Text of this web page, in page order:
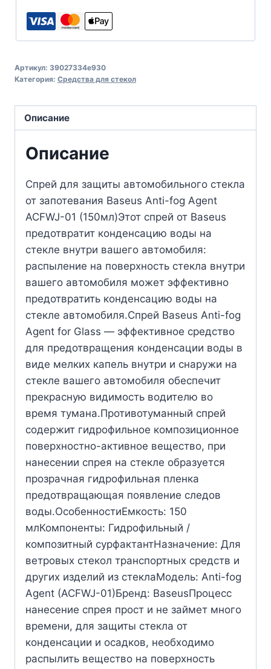
Артикул: 39027334e930
Категория: Средства для стекол
Описание
Описание
Спрей для защиты автомобильного стекла
от запотевания Baseus Аnti-fog Аgent
ACFWJ-01 (150мл)Этот спрей от Baseus
предотвратит конденсацию воды на
стекле внутри вашего автомобиля:
распыление на поверхность стекла внутри
вашего автомобиля может эффективно
предотвратить конденсацию воды на
стекле автомобиля.Спрей Baseus Anti-fog
Agent for Glass — эффективное средство
для предотвращения конденсации воды в
виде мелких капель внутри и снаружи на
стекле вашего автомобиля обеспечит
прекрасную видимость водителю во
время тумана.Противотуманный спрей
содержит гидрофильное композиционное
поверхностно-активное вещество, при
нанесении спрея на стекле образуется
прозрачная гидрофильная пленка
предотвращающая появление следов
воды.ОсобенностиЕмкость: 150
млКомпоненты: Гидрофильный /
композитный сурфактантНазначение: Для
ветровых стекол транспортных средств и
других изделий из стеклаМодель: Аnti-fog
Аgent (ACFWJ-01)Бренд: BaseusПроцесс
нанесение спрея прост и не займет много
времени, для защиты стекла от
конденсации и осадков, необходимо
распылить вещество на поверхность